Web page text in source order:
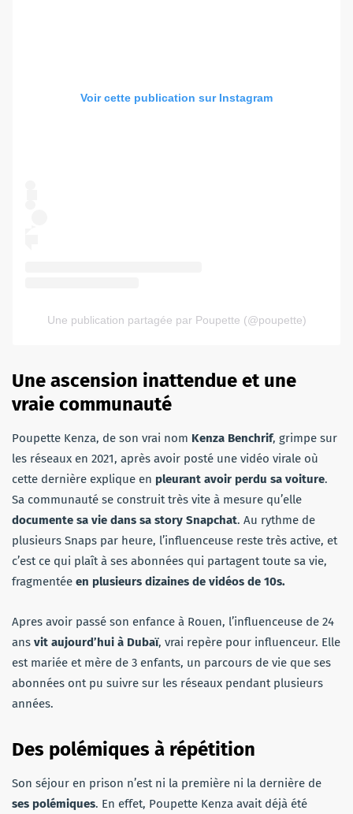
Voir cette publication sur Instagram
Une publication partagée par Poupette (@poupette)
Une ascension inattendue et une
vraie communauté
Poupette Kenza, de son vrai nom Kenza Benchrif, grimpe sur
les réseaux en 2021, après avoir posté une vidéo virale où
cette dernière explique en pleurant avoir perdu sa voiture.
Sa communauté se construit très vite à mesure qu’elle
documente sa vie dans sa story Snapchat. Au rythme de
plusieurs Snaps par heure, l’influenceuse reste très active, et
c’est ce qui plaît à ses abonnées qui partagent toute sa vie,
fragmentée en plusieurs dizaines de vidéos de 10s.
Apres avoir passé son enfance à Rouen, l’influenceuse de 24
ans vit aujourd’hui à Dubaï, vrai repère pour influenceur. Elle
est mariée et mère de 3 enfants, un parcours de vie que ses
abonnées ont pu suivre sur les réseaux pendant plusieurs
années.
Des polémiques à répétition
Son séjour en prison n’est ni la première ni la dernière de
ses polémiques. En effet, Poupette Kenza avait déjà été